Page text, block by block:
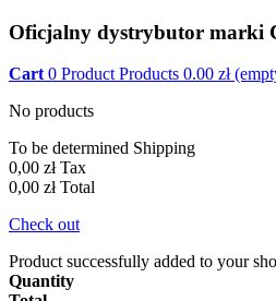
Oficjalny dystrybutor marki
Cart 0 Product Products 0.00 zł
No products
To be determined Shipping
0,00 zł Tax
0,00 zł Total
Check out
Product successfully added to your
Quantity